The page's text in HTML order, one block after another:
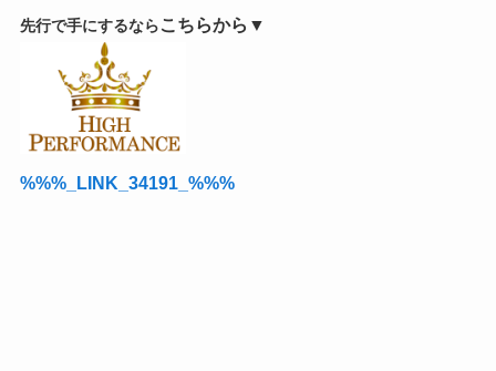
先行で手にするならこちらから▼
%%%_LINK_34191_%%%